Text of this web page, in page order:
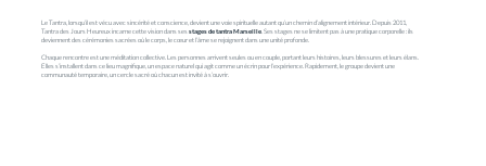
Le Tantra, lorsqu’il est vécu avec sincérité et conscience, devient une voie spirituelle autant qu’un chemin d’alignement intérieur. Depuis 2011,
Tantra des Jours Heureux incarne cette vision dans ses stages de tantra Marseille. Ses stages ne se limitent pas à une pratique corporelle : ils
deviennent des cérémonies sacrées où le corps, le cœur et l’âme se rejoignent dans une unité profonde.
Chaque rencontre est une méditation collective. Les personnes arrivent seules ou en couple, portant leurs histoires, leurs blessures et leurs élans.
Elles s’installent dans ce lieu magnifique, un espace naturel qui agit comme un écrin pour l’expérience. Rapidement, le groupe devient une
communauté temporaire, un cercle sacré où chacun est invité à s’ouvrir.